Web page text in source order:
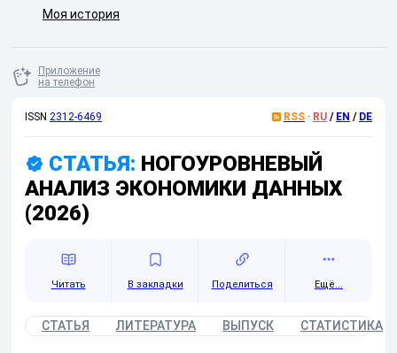
Моя история
Приложение
на телефон
ISSN 2312-6469 RSS · RU / EN / DE
СТАТЬЯ: НОГОУРОВНЕВЫЙ
АНАЛИЗ ЭКОНОМИКИ ДАННЫХ
(2026)
Читать Поделиться Ещё...
СТАТЬЯ ЛИТЕРАТУРА ВЫПУСК СТАТИСТИКА